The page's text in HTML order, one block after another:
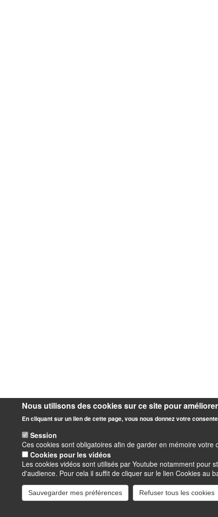
Nous utilisons des cookies sur ce site pour
En cliquant sur un lien de cette page, vous nous donnez votre
Session
Ces cookies sont obligatoires afin de garder en mémoire
Cookies pour les vidéos
Les cookies vidéos sont utilisés par Youtube notamment pour
d'audience. Pour cela il suffit de cliquer sur le lien Cookies au
Sauvegarder mes préférences Refuser tous les cookies